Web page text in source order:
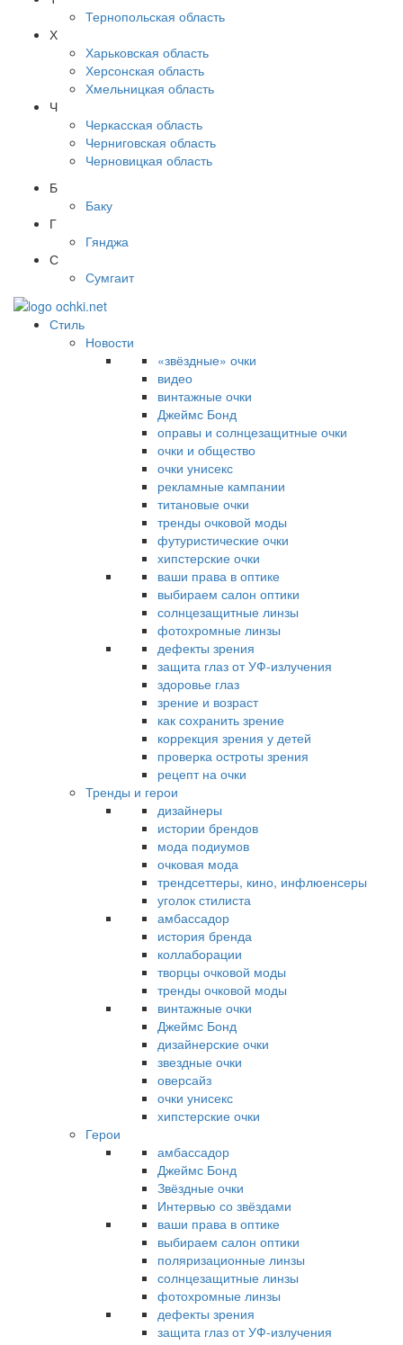
Тернопольская область
Х
Харьковская область
Херсонская область
Хмельницкая область
Ч
Черкасская область
Черниговская область
Черновицкая область
Б
Баку
Г
Гянджа
С
Сумгаит
Стиль
Новости
«звёздные» очки
видео
винтажные очки
Джеймс Бонд
оправы и солнцезащитные очки
очки и общество
очки унисекс
рекламные кампании
титановые очки
тренды очковой моды
футуристические очки
хипстерские очки
ваши права в оптике
выбираем салон оптики
солнцезащитные линзы
фотохромные линзы
дефекты зрения
защита глаз от УФ-излучения
здоровье глаз
зрение и возраст
как сохранить зрение
коррекция зрения у детей
проверка остроты зрения
рецепт на очки
Тренды и герои
дизайнеры
истории брендов
мода подиумов
очковая мода
трендсеттеры, кино, инфлюенсеры
уголок стилиста
амбассадор
история бренда
коллаборации
творцы очковой моды
тренды очковой моды
винтажные очки
Джеймс Бонд
дизайнерские очки
звездные очки
оверсайз
очки унисекс
хипстерские очки
Герои
амбассадор
Джеймс Бонд
Звёздные очки
Интервью со звёздами
ваши права в оптике
выбираем салон оптики
поляризационные линзы
солнцезащитные линзы
фотохромные линзы
дефекты зрения
защита глаз от УФ-излучения